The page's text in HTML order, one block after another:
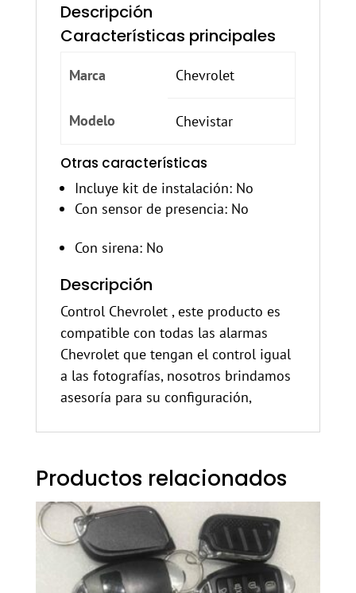
Descripción
Características principales
Marca Chevrolet
Modelo Chevistar
Otras características
Incluye kit de instalación: No
Con sensor de presencia: No
Con sirena: No
Descripción
Control Chevrolet , este producto es
compatible con todas las alarmas
Chevrolet que tengan el control igual
a las fotografías, nosotros brindamos
asesoría para su configuración,
Productos relacionados